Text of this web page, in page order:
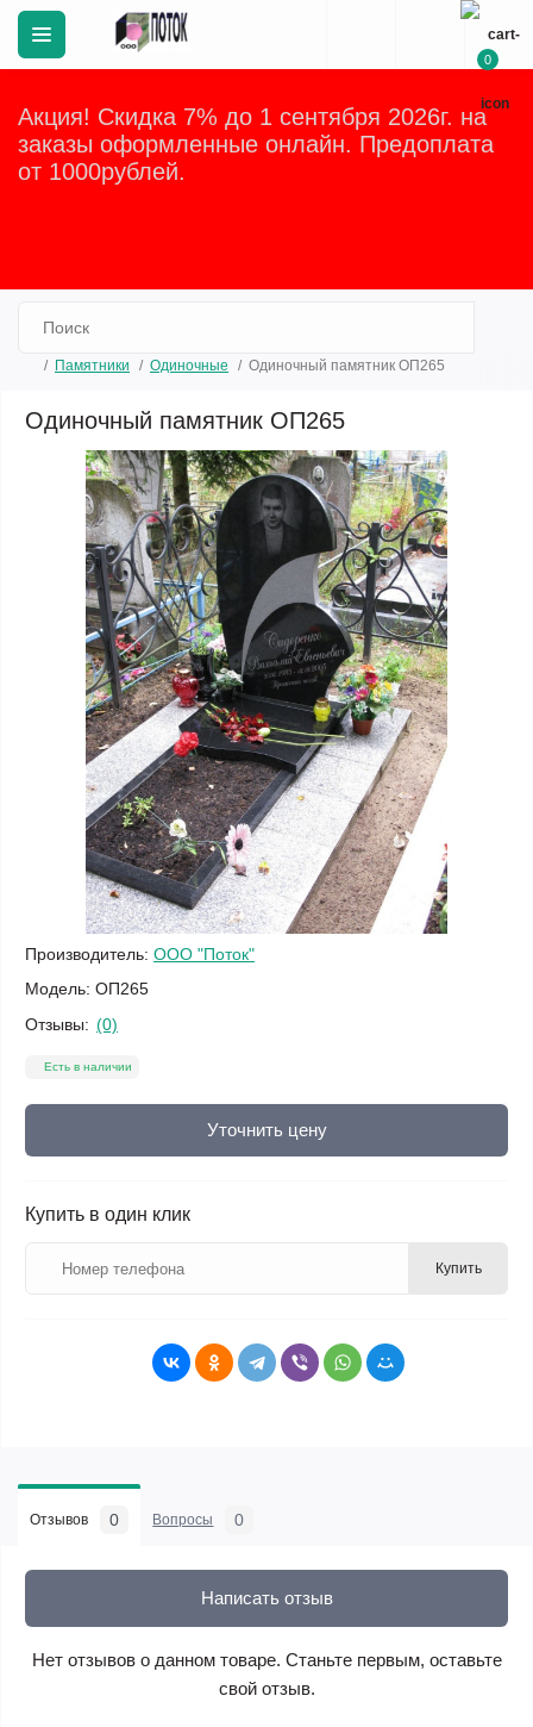
Акция! Скидка 7% до 1 сентября 2026г. на
заказы оформленные онлайн. Предоплата
от 1000рублей.
0
Памятники Одиночные Одиночный памятник ОП265
Одиночный памятник ОП265
Производитель: ООО "Поток"
Модель: ОП265
Отзывы: (0)
Есть в наличии
Уточнить цену
Купить в один клик
Купить
Отзывов 0 Вопросы 0
Написать отзыв
Нет отзывов о данном товаре. Станьте первым, оставьте
свой отзыв.